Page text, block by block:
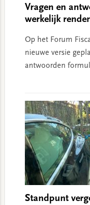
Vragen en
werkelijk
Op het Forum
nieuwe versie
antwoorden
Standpunt